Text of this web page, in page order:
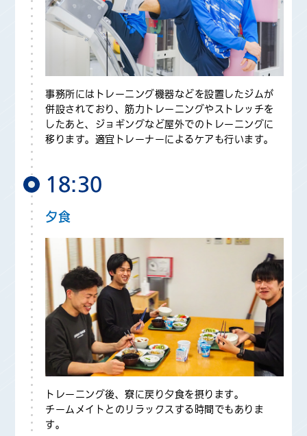
事務所にはトレーニング機器などを設置したジムが
併設されており、筋力トレーニングやストレッチを
したあと、ジョギングなど屋外でのトレーニングに
移ります。適宜トレーナーによるケアも行います。
18:30
夕食
トレーニング後、寮に戻り夕食を摂ります。
チームメイトとのリラックスする時間でもありま
す。